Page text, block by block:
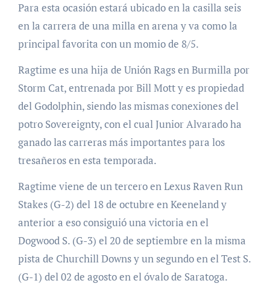
Para esta ocasión estará ubicado en la casilla seis
en la carrera de una milla en arena y va como la
principal favorita con un momio de 8/5.
Ragtime es una hija de Unión Rags en Burmilla por
Storm Cat, entrenada por Bill Mott y es propiedad
del Godolphin, siendo las mismas conexiones del
potro Sovereignty, con el cual Junior Alvarado ha
ganado las carreras más importantes para los
tresañeros en esta temporada.
Ragtime viene de un tercero en Lexus Raven Run
Stakes (G-2) del 18 de octubre en Keeneland y
anterior a eso consiguió una victoria en el
Dogwood S. (G-3) el 20 de septiembre en la misma
pista de Churchill Downs y un segundo en el Test S.
(G-1) del 02 de agosto en el óvalo de Saratoga.